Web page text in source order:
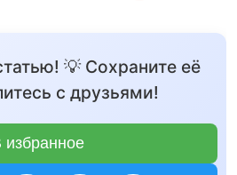
💡 Сохраните её
с друзьями!
избранное